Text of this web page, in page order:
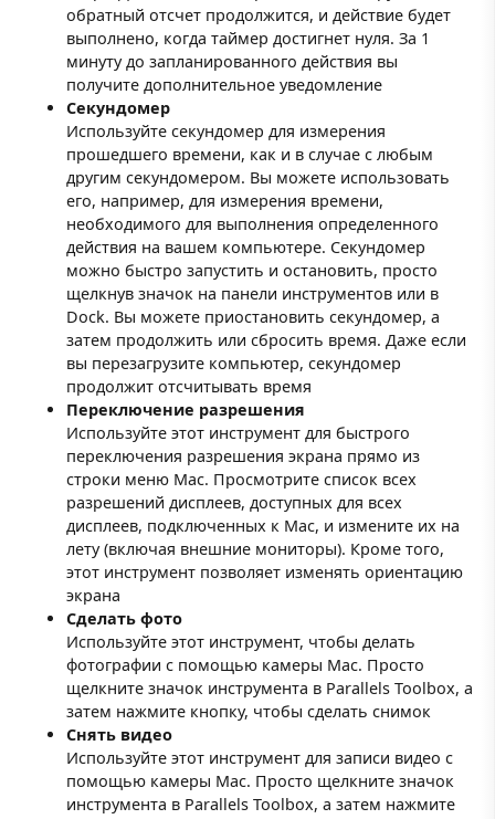
обратный отсчет продолжится, и действие будет
выполнено, когда таймер достигнет нуля. За 1
минуту до запланированного действия вы
получите дополнительное уведомление
Секундомер
Используйте секундомер для измерения
прошедшего времени, как и в случае с любым
другим секундомером. Вы можете использовать
его, например, для измерения времени,
необходимого для выполнения определенного
действия на вашем компьютере. Секундомер
можно быстро запустить и остановить, просто
щелкнув значок на панели инструментов или в
Dock. Вы можете приостановить секундомер, а
затем продолжить или сбросить время. Даже если
вы перезагрузите компьютер, секундомер
продолжит отсчитывать время
Переключение разрешения
Используйте этот инструмент для быстрого
переключения разрешения экрана прямо из
строки меню Mac. Просмотрите список всех
разрешений дисплеев, доступных для всех
дисплеев, подключенных к Mac, и измените их на
лету (включая внешние мониторы). Кроме того,
этот инструмент позволяет изменять ориентацию
экрана
Сделать фото
Используйте этот инструмент, чтобы делать
фотографии с помощью камеры Mac. Просто
щелкните значок инструмента в Parallels Toolbox, а
затем нажмите кнопку, чтобы сделать снимок
Снять видео
Используйте этот инструмент для записи видео с
помощью камеры Mac. Просто щелкните значок
инструмента в Parallels Toolbox, а затем нажмите